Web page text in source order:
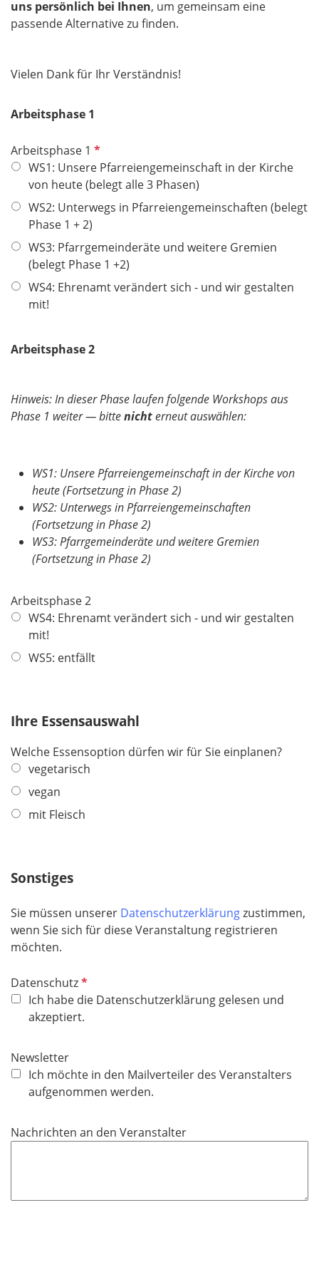
uns persönlich bei Ihnen, um gemeinsam eine
passende Alternative zu finden.
Vielen Dank für Ihr Verständnis!
Arbeitsphase 1
Arbeitsphase 1 P
f
l
c
h
t
f
e
WS1: Unsere Pfarreiengemeinschaft in der Kirche
von heute (belegt alle 3 Phasen)
WS2: Unterwegs in Pfarreiengemeinschaften (belegt
Phase 1 + 2)
WS3: Pfarrgemeinderäte und weitere Gremien
(belegt Phase 1 +2)
WS4: Ehrenamt verändert sich - und wir gestalten
mit!
Arbeitsphase 2
Hinweis: In dieser Phase laufen folgende Workshops aus
Phase 1 weiter — bittenichterneut auswählen:
WS1: Unsere Pfarreiengemeinschaft in der Kirche von
heute (Fortsetzung in Phase 2)
WS2: Unterwegs in Pfarreiengemeinschaften
(Fortsetzung in Phase 2)
WS3: Pfarrgemeinderäte und weitere Gremien
(Fortsetzung in Phase 2)
Arbeitsphase 2
WS4: Ehrenamt verändert sich - und wir gestalten
mit!
WS5: entfällt
Ihre Essensauswahl
Welche Essensoption dürfen wir für Sie einplanen?
vegetarisch
vegan
mit Fleisch
Sonstiges
Sie müssen unserer Datenschutzerklärungzustimmen,
wenn Sie sich für diese Veranstaltung registrieren
möchten.
DatenschutzP
f
l
h
l
Ich habe die Datenschutzerklärung gelesen und
akzeptiert.
Newsletter
Ich möchte in den Mailverteiler des Veranstalters
aufgenommen werden.
Nachrichten an den Veranstalter